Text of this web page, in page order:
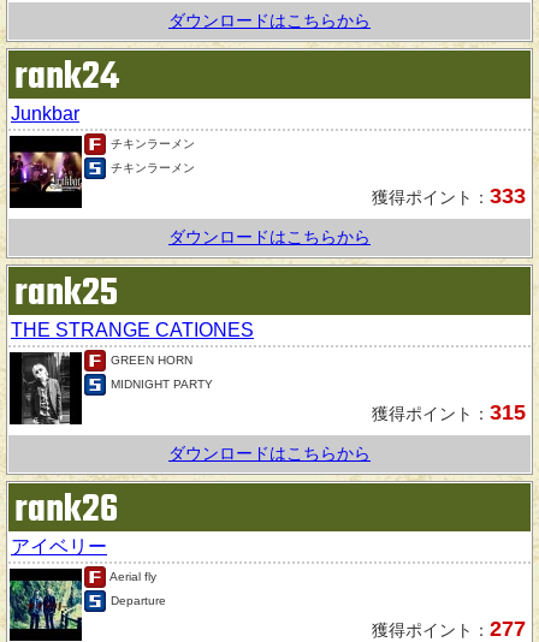
ダウンロードはこちらから
rank24
Junkbar
チキンラーメン
チキンラーメン
獲得ポイント： 333
ダウンロードはこちらから
rank25
THE STRANGE CATIONES
GREEN HORN
MIDNIGHT PARTY
獲得ポイント： 315
ダウンロードはこちらから
rank26
アイベリー
Aerial fly
Departure
獲得ポイント： 277